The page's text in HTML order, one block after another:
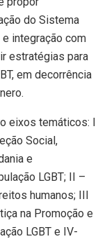
do Sistema
e integração com
estratégias para
em decorrência
eixos temáticos: I
Social,
e
LGBT; II –
humanos; III
na Promoção e
LGBT e IV-